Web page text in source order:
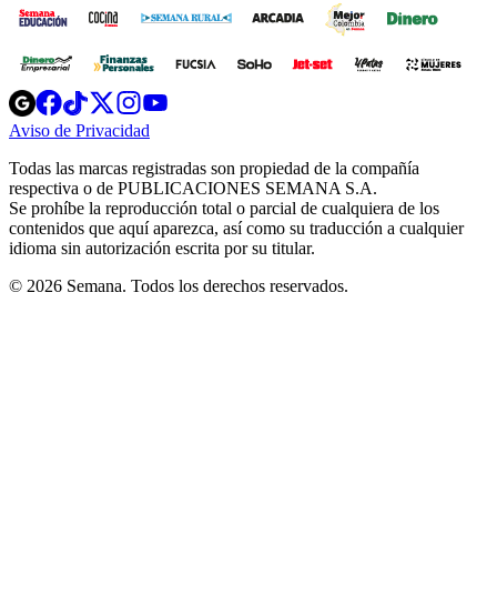
Opens
in
new
Opens
in
new
Opens
in
new
window
Opens
new
windowwindow
Aviso de Privacidad
new
window
Todas las marcas registradas son propiedad de la compañía
respectiva o de PUBLICACIONES SEMANA S.A.
Se prohíbe la reproducción total o parcial de cualquiera de los
contenidos que aquí aparezca, así como su traducción a cualquier
idioma sin autorización escrita por su titular.
© 2026 Semana. Todos los derechos reservados.